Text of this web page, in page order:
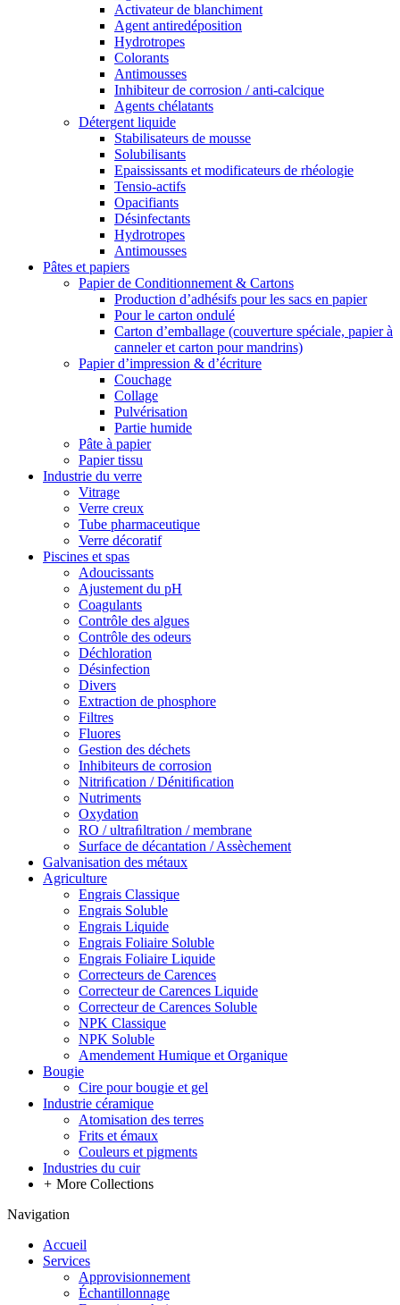
Activateur de blanchiment
Agent antiredéposition
Hydrotropes
Colorants
Antimousses
Inhibiteur de corrosion / anti-calcique
Agents chélatants
Détergent liquide
Stabilisateurs de mousse
Solubilisants
Epaississants et modificateurs de rhéologie
Tensio-actifs
Opacifiants
Désinfectants
Hydrotropes
Antimousses
Pâtes et papiers
Papier de Conditionnement & Cartons
Production d’adhésifs pour les sacs en papier
Pour le carton ondulé
Carton d’emballage (couverture spéciale, papier à
canneler et carton pour mandrins)
Papier d’impression & d’écriture
Couchage
Collage
Pulvérisation
Partie humide
Pâte à papier
Papier tissu
Industrie du verre
Vitrage
Verre creux
Tube pharmaceutique
Verre décoratif
Piscines et spas
Adoucissants
Ajustement du pH
Coagulants
Contrôle des algues
Contrôle des odeurs
Déchloration
Désinfection
Divers
Extraction de phosphore
Filtres
Fluores
Gestion des déchets
Inhibiteurs de corrosion
Nitriﬁcation / Dénitiﬁcation
Nutriments
Oxydation
RO / ultraﬁltration / membrane
Surface de décantation / Assèchement
Galvanisation des métaux
Agriculture
Engrais Classique
Engrais Soluble
Engrais Liquide
Engrais Foliaire Soluble
Engrais Foliaire Liquide
Correcteurs de Carences
Correcteur de Carences Liquide
Correcteur de Carences Soluble
NPK Classique
NPK Soluble
Amendement Humique et Organique
Bougie
Cire pour bougie et gel
Industrie céramique
Atomisation des terres
Frits et émaux
Couleurs et pigments
Industries du cuir
+ More Collections
Navigation
Accueil
Services
Approvisionnement
Échantillonnage